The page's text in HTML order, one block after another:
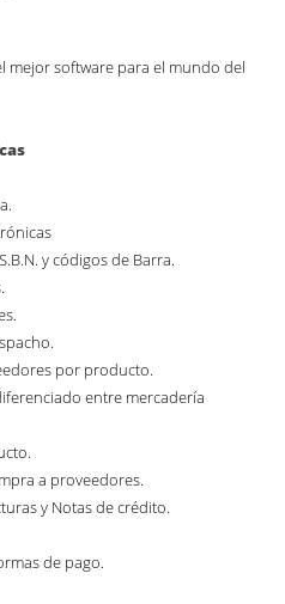
mejor software para el mundo del
y códigos de Barra.
por producto.
entre mercadería
a proveedores.
y Notas de crédito.
de pago.